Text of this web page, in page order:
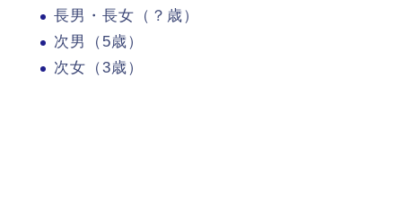
長男・長女（？歳）
次男（5歳）
次女（3歳）